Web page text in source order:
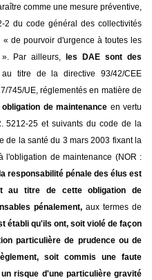
comme une mesure préventive,
2 du code général des collectivités
de pourvoir d'urgence à toutes les
Par ailleurs, les DAE sont des
titre de la directive 93/42/CEE
745/UE, réglementés en matière de
de maintenance en vertu
5212-25 et suivants du code de la
de la santé du 3 mars 2003 fixant la
l'obligation de maintenance (NOR :
responsabilité pénale des élus est
au titre de cette obligation de
pénalement,aux termes de
établi qu'ils ont, soit violé de façon
particulière de prudence ou de
soit commis une faute
risque d'une particulière gravité